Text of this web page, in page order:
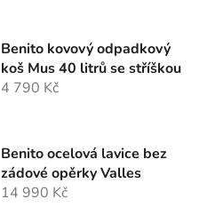
Benito kovový odpadkový
koš Mus 40 litrů se stříškou
4 790 Kč
Benito ocelová lavice bez
zádové opěrky Valles
14 990 Kč